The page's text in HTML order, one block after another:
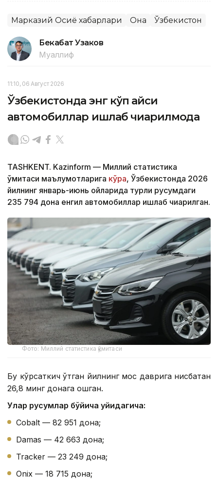
Марказий Осиё хабарлари Она Ўзбекистон
Бекабат Узаков
Муаллиф
11:10, 06 Август 2026
Ўзбекистонда энг кўп қайси
автомобиллар ишлаб чиқарилмоқда
TASHKENT. Kazinform — Миллий статистика
қўмитаси маълумотларига кўра, Ўзбекистонда 2026
йилнинг январь-июнь ойларида турли русумдаги
235 794 дона енгил автомобиллар ишлаб чиқарилган.
Фото: Миллий статистика қўмитаси
Бу кўрсаткич ўтган йилнинг мос даврига нисбатан
26,8 минг донага ошган.
Улар русумлар бўйича қуйидагича:
Cobalt — 82 951 дона;
Damas — 42 663 дона;
Tracker — 23 249 дона;
Onix — 18 715 дона;